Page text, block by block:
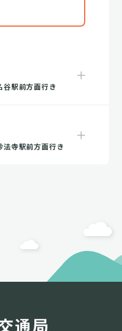
谷駅前方面行き
法寺駅前方面行き